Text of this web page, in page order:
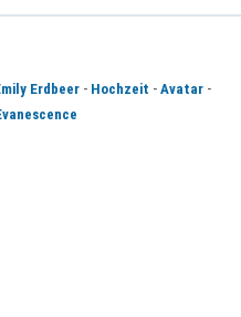
Erdbeer- Hochzeit - Avatar-